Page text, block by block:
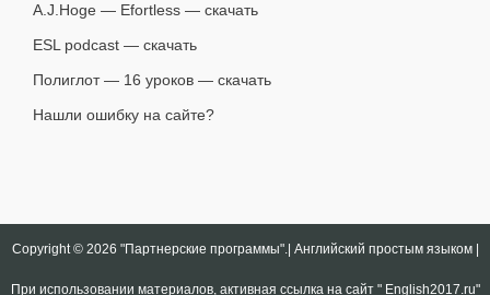
A.J.Hoge — Efortless — скачать
ESL podcast — скачать
Полиглот — 16 уроков — скачать
Нашли ошибку на сайте?
Copyright © 2026 "Партнерские программы".| Английский простым языком |
При использовании материалов, активная ссылка на сайт " English2017.ru"